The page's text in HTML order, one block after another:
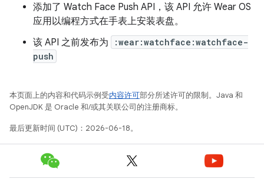
添加了 Watch Face Push API，该 API 允许 Wear OS
应用以编程方式在手表上安装表盘。
该 API 之前发布为
:wear:watchface:watchface-
push
本页面上的内容和代码示例受内容许可部分所述许可的限制。Java 和
OpenJDK 是 Oracle 和/或其关联公司的注册商标。
最后更新时间 (UTC)：2026-06-18。